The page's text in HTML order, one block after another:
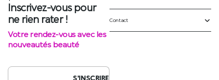
Inscrivez-vous pour
ne rien rater !
Votre rendez-vous avec les
nouveautés beauté
S'INSCRIRE